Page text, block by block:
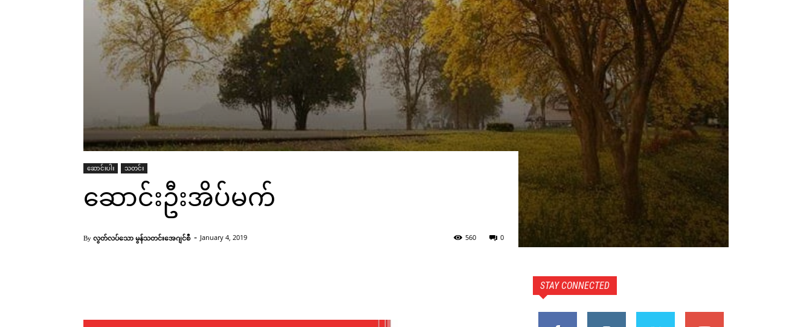
ဆောင်းပါး သတင်း
ဆောင်းဦးအိပ်မက်
By လွတ်လပ်သော မွန်သတင်းအေဂျင်စီ - January 4, 2019 0
560
STAY CONNECTED